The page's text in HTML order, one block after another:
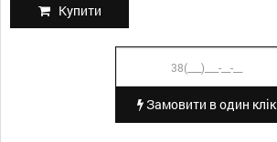
Купити
Замовити в один клік